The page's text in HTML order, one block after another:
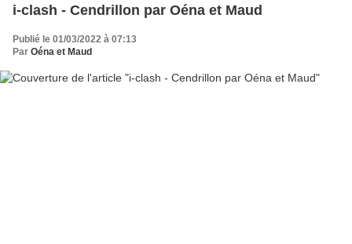
i-clash - Cendrillon par Oéna et Maud
Publié le 01/03/2022 à 07:13
Par Oéna et Maud